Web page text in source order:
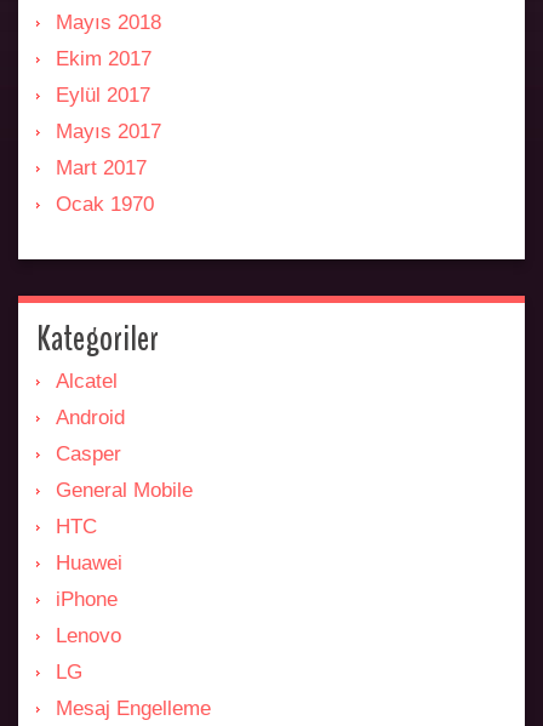
Mayıs 2018
Ekim 2017
Eylül 2017
Mayıs 2017
Mart 2017
Ocak 1970
Kategoriler
Alcatel
Android
Casper
General Mobile
HTC
Huawei
iPhone
Lenovo
LG
Mesaj Engelleme